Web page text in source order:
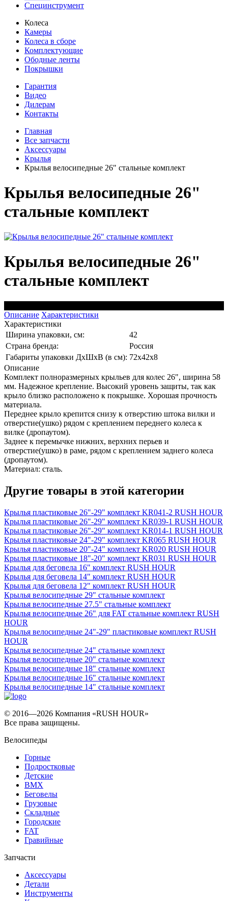
Специнструмент
Колеса
Камеры
Колеса в сборе
Комплектующие
Ободные ленты
Покрышки
Гарантия
Видео
Дилерам
Контакты
Главная
Все запчасти
Аксессуары
Крылья
Крылья велосипедные 26" стальные комплект
Крылья велосипедные 26"
стальные комплект
Крылья велосипедные 26"
стальные комплект
Описание Характеристики
Характеристики
Ширина упаковки, см:
42
Страна бренда:
Россия
Габариты упаковки ДхШхВ (в см): 72x42x8
Описание
Комплект полноразмерных крыльев для колес 26", ширина 58
мм. Надежное крепление. Высокий уровень защиты, так как
крыло близко расположено к покрышке. Хорошая прочность
материала.
Переднее крыло крепится снизу к отверстию штока вилки и
отверстие(ушко) рядом с креплением переднего колеса к
вилке (дропаутом).
Заднее к перемычке нижних, верхних перьев и
отверстие(ушко) в раме, рядом с креплением заднего колеса
(дропаутом).
Материал: сталь.
Другие товары в этой категории
Крылья пластиковые 26"-29" комплект KR041-2 RUSH HOUR
Крылья пластиковые 26"-29" комплект KR039-1 RUSH HOUR
Крылья пластиковые 26"-29" комплект KR014-1 RUSH HOUR
Крылья пластиковые 24"-29" комплект KR065 RUSH HOUR
Крылья пластиковые 20"-24" комплект KR020 RUSH HOUR
Крылья пластиковые 18"-20" комплект KR031 RUSH HOUR
Крылья для беговела 16" комплект RUSH HOUR
Крылья для беговела 14" комплект RUSH HOUR
Крылья для беговела 12" комплект RUSH HOUR
Крылья велосипедные 29" стальные комплект
Крылья велосипедные 27.5" стальные комплект
Крылья велосипедные 26" для FAT стальные комплект RUSH
HOUR
Крылья велосипедные 24"-29" пластиковые комплект RUSH
HOUR
Крылья велосипедные 24" стальные комплект
Крылья велосипедные 20" стальные комплект
Крылья велосипедные 18" стальные комплект
Крылья велосипедные 16" стальные комплект
Крылья велосипедные 14" стальные комплект
© 2016—2026 Компания «RUSH HOUR»
Все права защищены.
Велосипеды
Горные
Подростковые
Детские
BMX
Беговелы
Грузовые
Складные
Городские
FAT
Гравийные
Запчасти
Аксессуары
Детали
Инструменты